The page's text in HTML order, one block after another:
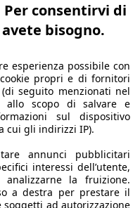
consentirvi di
bisogno.
esperienza possibile con
propri e di fornitori
seguito menzionati nel
allo scopo di salvare e
sul dispositivo
cui gli indirizzi IP).
annunci pubblicitari
interessi dell’utente,
la fruizione.
a destra per prestare il
soggetti ad autorizzazione